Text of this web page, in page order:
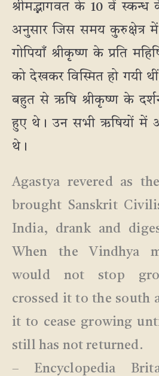
श्रीमद्भागवत के 10 वें
अनुसार जिस समय कुरुक्षेत्र
गोपियाँ श्रीकृष्ण के प्रति
को देखकर विस्मित हो गयी
बहुत से ऋषि श्रीकृष्ण के
हुए थे। उन सभी ऋषियों में
थे।
Agastya revered as
brought Sanskrit
India, drank and
When the Vindhya
would not stop
crossed it to the south
it to cease growing
still has not returned.
– Encyclopedia